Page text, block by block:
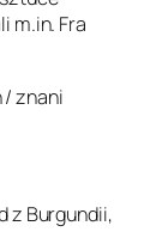
m.in. Fra
znani
z Burgundii,